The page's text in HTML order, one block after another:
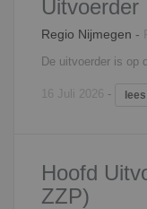
Uitvoerder
Regio Nijmegen -
16 Juli 2026 -
Hoofd
ZZP)